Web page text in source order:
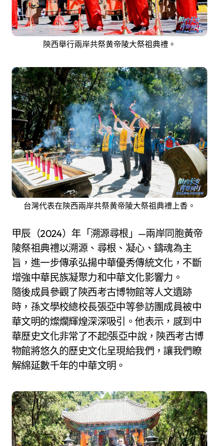
陝西舉行兩岸共祭黄帝陵大祭祖典禮。
台灣代表在陝西兩岸共祭黄帝陵大祭祖典禮上香。
甲辰（2024）年「溯源尋根」—兩岸同胞黃帝
陵祭祖典禮以溯源、尋根、凝心、鑄魂為主
旨，進一步傳承弘揚中華優秀傳統文化，不斷
增強中華民族凝聚力和中華文化影響力。
隨後成員參觀了陝西考古博物館等人文遺跡
時，孫文學校總校長張亞中等參訪團成員被中
華文明的燦爛輝煌深深吸引。他表示，感到中
華歷史文化非常了不起!張亞中說，陝西考古博
物館將悠久的歷史文化呈現給我們，讓我們瞭
解綿延數千年的中華文明。